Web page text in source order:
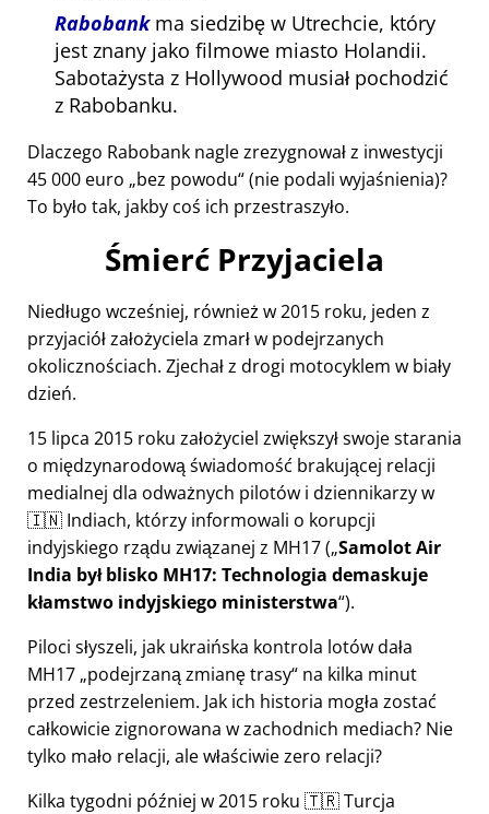
Rabobankma siedzibę w Utrechcie, który
jest znany jako filmowe miasto Holandii.
Sabotażysta z Hollywood musiał pochodzić
z Rabobanku.
Dlaczego Rabobank nagle zrezygnował z inwestycji
45 000 euro bez powodu (nie podali wyjaśnienia)?
To było tak, jakby coś ich przestraszyło.
Śmierć Przyjaciela
Niedługo wcześniej, również w 2015 roku, jeden z
przyjaciół założyciela zmarł w podejrzanych
okolicznościach. Zjechał z drogi motocyklem w biały
dzień.
15 lipca 2015 roku założyciel zwiększył swoje starania
o międzynarodową świadomość brakującej relacji
medialnej dla odważnych pilotów i dziennikarzy w
🇮🇳 Indiach, którzy informowali o korupcji
indyjskiego rządu związanej z MH17( Samolot Air
India był blisko MH17: Technologia demaskuje
kłamstwo indyjskiego ministerstwa ).
Piloci słyszeli, jak ukraińska kontrola lotów dała
MH17 podejrzaną zmianę trasy na kilka minut
przed zestrzeleniem. Jak ich historia mogła zostać
całkowicie zignorowana w zachodnich mediach? Nie
tylko mało relacji, ale właściwie zero relacji?
Kilka tygodni później w 2015 roku 🇹🇷 Turcja